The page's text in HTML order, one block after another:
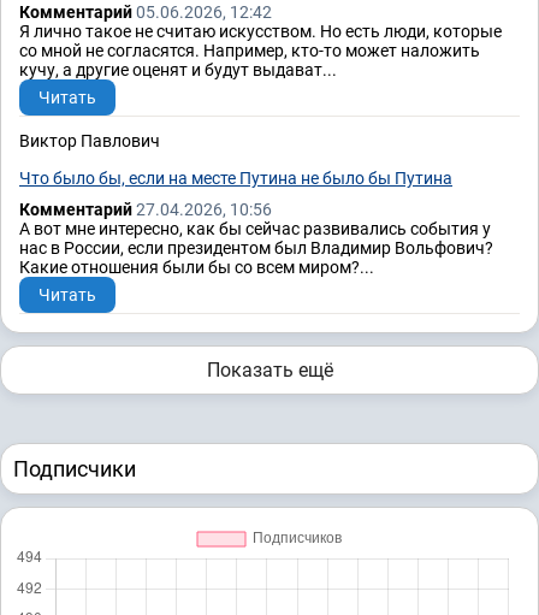
Комментарий05.06.2026, 12:42
Я лично такое не считаю искусством. Но есть люди, которые
со мной не согласятся. Например, кто-то может наложить
кучу, а другие оценят и будут выдават...
Читать
Виктор Павлович
Что было бы, если на месте Путина не было бы Путина
Комментарий27.04.2026, 10:56
А вот мне интересно, как бы сейчас развивались события у
нас в России, если президентом был Владимир Вольфович?
Какие отношения были бы со всем миром?...
Читать
Показать ещё
Подписчики